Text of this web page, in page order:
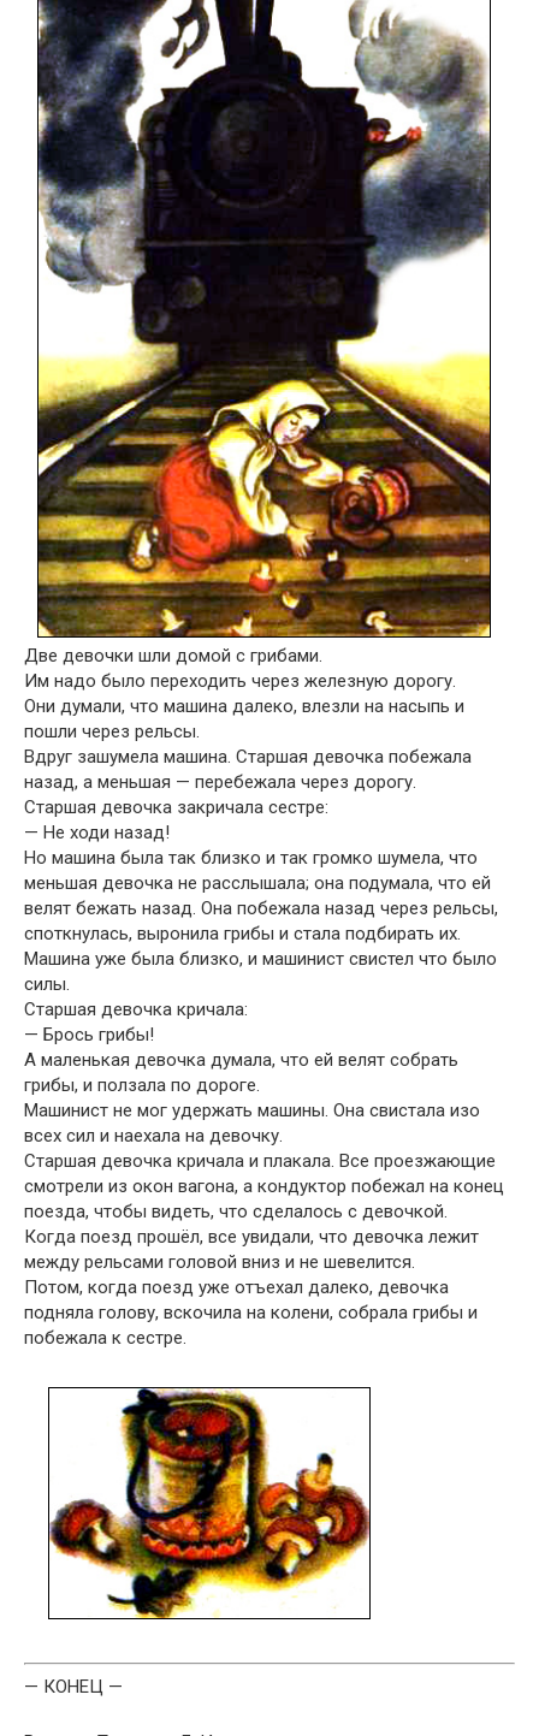
Две девочки шли домой с грибами.
Им надо было переходить через железную дорогу.
Они думали, что машина далеко, влезли на насыпь и
пошли через рельсы.
Вдруг зашумела машина. Старшая девочка побежала
назад, а меньшая — перебежала через дорогу.
Старшая девочка закричала сестре:
— Не ходи назад!
Но машина была так близко и так громко шумела, что
меньшая девочка не расслышала; она подумала, что ей
велят бежать назад. Она побежала назад через рельсы,
споткнулась, выронила грибы и стала подбирать их.
Машина уже была близко, и машинист свистел что было
силы.
Старшая девочка кричала:
— Брось грибы!
А маленькая девочка думала, что ей велят собрать
грибы, и ползала по дороге.
Машинист не мог удержать машины. Она свистала изо
всех сил и наехала на девочку.
Старшая девочка кричала и плакала. Все проезжающие
смотрели из окон вагона, а кондуктор побежал на конец
поезда, чтобы видеть, что сделалось с девочкой.
Когда поезд прошёл, все увидали, что девочка лежит
между рельсами головой вниз и не шевелится.
Потом, когда поезд уже отъехал далеко, девочка
подняла голову, вскочила на колени, собрала грибы и
побежала к сестре.
— КОНЕЦ —